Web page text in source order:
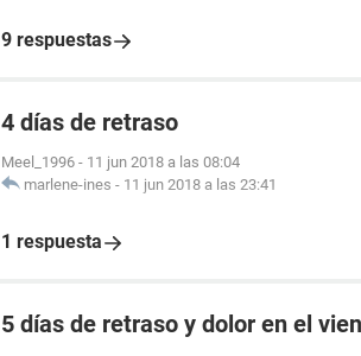
9 respuestas
4 días de retraso
Meel_1996 - 11 jun 2018 a las 08:04
marlene-ines - 11 jun 2018 a las 23:41
1 respuesta
5 días de retraso y dolor en el